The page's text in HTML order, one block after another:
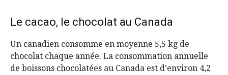
Le cacao, le chocolat au Canada
Un canadien consomme en moyenne 5,5 kg de
chocolat chaque année. La consommation annuelle
de boissons chocolatées au Canada est d’environ 4,2